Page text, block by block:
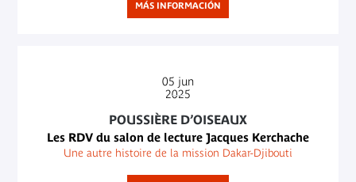
MÁS INFORMACIÓN
05 jun
2025
POUSSIÈRE D’OISEAUX
Les RDV du salon de lecture Jacques Kerchache
Une autre histoire de la mission Dakar-Djibouti